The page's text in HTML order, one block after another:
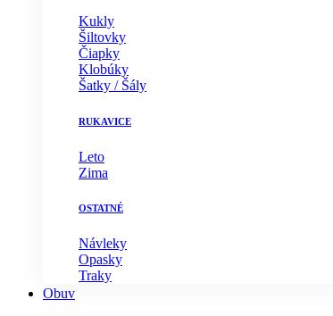
Kukly
Šiltovky
Čiapky
Klobúky
Šatky / Šály
RUKAVICE
Leto
Zima
OSTATNÉ
Návleky
Opasky
Traky
Obuv